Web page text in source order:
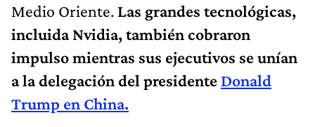
Medio Oriente. Las grandes tecnológicas,
incluida Nvidia, también cobraron
impulso mientras sus ejecutivos se unían
a la delegación del presidente Donald
Trump en China.